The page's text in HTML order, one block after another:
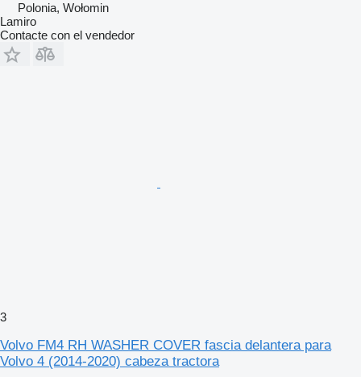
Polonia, Wołomin
Lamiro
Contacte con el vendedor
3
Volvo FM4 RH WASHER COVER fascia delantera para
Volvo 4 (2014-2020) cabeza tractora